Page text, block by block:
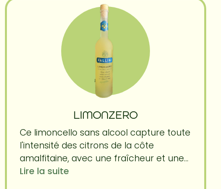
LIMONZERO
Ce limoncello sans alcool capture toute
l'intensité des citrons de la côte
amalfitaine, avec une fraîcheur et une...
Lire la suite